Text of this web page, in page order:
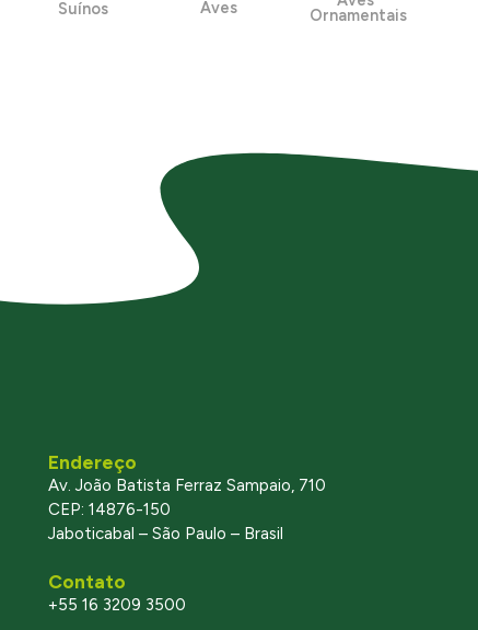
Suínos Aves Ornamentais
Endereço
Av. João Batista Ferraz Sampaio, 710
CEP: 14876-150
Jaboticabal – São Paulo – Brasil
Contato
+55 16 3209 3500